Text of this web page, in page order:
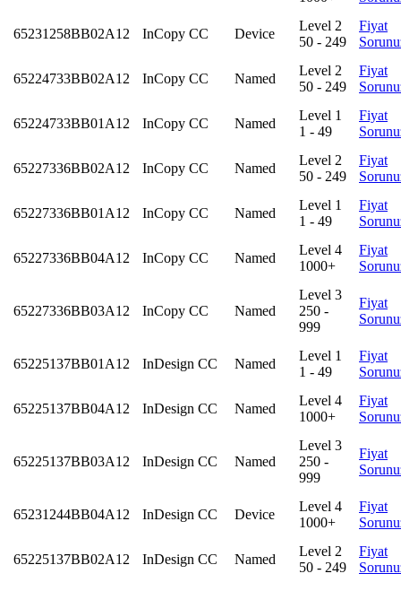
65231258BB02A12 InCopy CC Device
Level 2
50 - 249
Fiyat
65224733BB02A12 InCopy CC Named
Level 2
50 - 249
Fiyat
65224733BB01A12 InCopy CC Named
Level 1
1 - 49
Fiyat
65227336BB02A12 InCopy CC Named
Level 2
50 - 249
Fiyat
65227336BB01A12 InCopy CC Named
Level 1
1 - 49
Fiyat
65227336BB04A12 InCopy CC Named
Level 4
1000+
Fiyat
65227336BB03A12 InCopy CC Named
Level 3
250 -
999
Fiyat
65225137BB01A12 InDesign CC Named
Level 1
1 - 49
Fiyat
65225137BB04A12 InDesign CC Named
Level 4
1000+
Fiyat
65225137BB03A12 InDesign CC Named
Level 3
250 -
999
Fiyat
65231244BB04A12 InDesign CC Device
Level 4
1000+
Fiyat
65225137BB02A12 InDesign CC Named
Level 2
50 - 249
Fiyat